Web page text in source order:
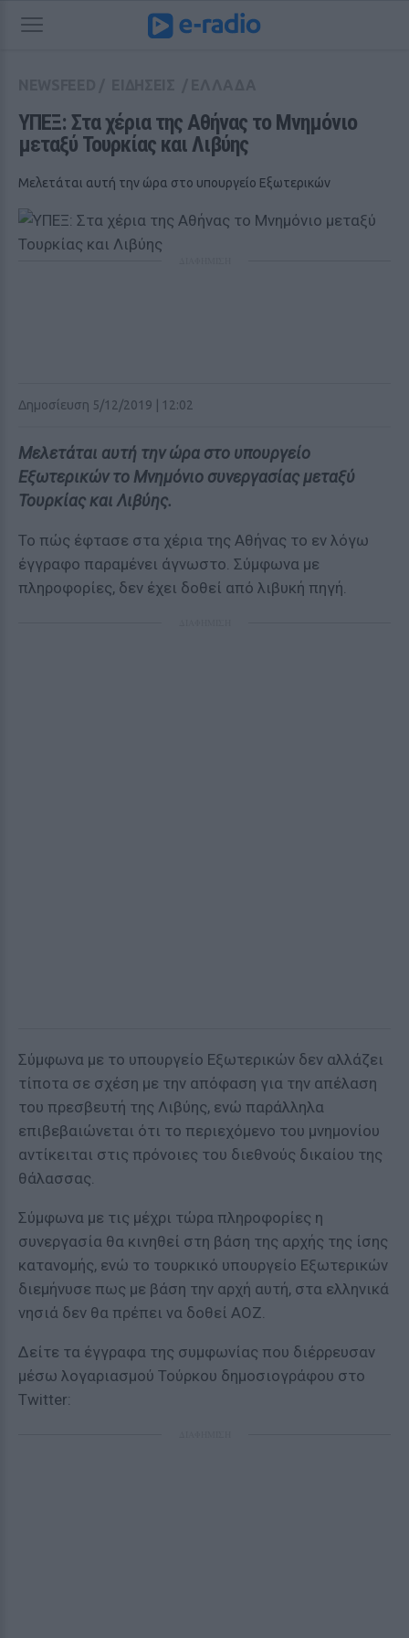
ΥΠΕΞ: Στα χέρια της Αθήνας το Μνημόνιο
μεταξύ Τουρκίας και Λιβύης
Μελετάται αυτή την ώρα στο υπουργείο Εξωτερικών
Δημοσίευση 5/12/2019 | 12:02
Μελετάται αυτή την ώρα στο υπουργείο
Εξωτερικών το Μνημόνιο συνεργασίας μεταξύ
Τουρκίας και Λιβύης.
Το πώς έφτασε στα χέρια της Αθήνας το εν λόγω
έγγραφο παραμένει άγνωστο. Σύμφωνα με
πληροφορίες, δεν έχει δοθεί από λιβυκή πηγή.
Σύμφωνα με το υπουργείο Εξωτερικών δεν αλλάζει
τίποτα σε σχέση με την απόφαση για την απέλαση
του πρεσβευτή της Λιβύης, ενώ παράλληλα
επιβεβαιώνεται ότι το περιεχόμενο του μνημονίου
αντίκειται στις πρόνοιες του διεθνούς δικαίου της
θάλασσας.
Σύμφωνα με τις μέχρι τώρα πληροφορίες η
συνεργασία θα κινηθεί στη βάση της αρχής της ίσης
κατανομής, ενώ το τουρκικό υπουργείο Εξωτερικών
διεμήνυσε πως με βάση την αρχή αυτή, στα ελληνικά
νησιά δεν θα πρέπει να δοθεί ΑΟΖ.
Δείτε τα έγγραφα της συμφωνίας που διέρρευσαν
μέσω λογαριασμού Τούρκου δημοσιογράφου στο
Twitter: